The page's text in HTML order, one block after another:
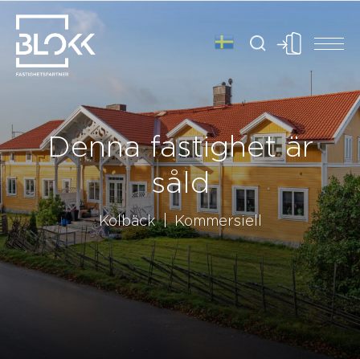
Denna fastighet är
såld
Kolbäck Kommersiell